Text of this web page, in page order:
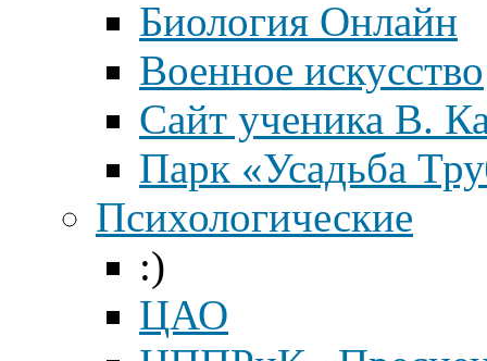
Биология Онлайн
Военное искусство
Cайт ученика В.
Парк «Усадьба
Психологические
:)
ЦАО